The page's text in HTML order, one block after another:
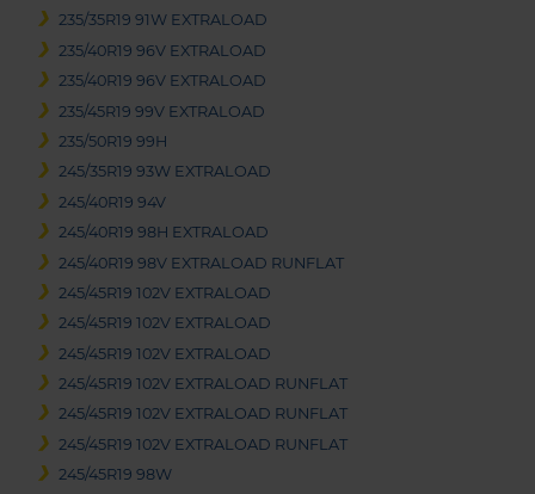
235/35R19 91W EXTRALOAD
235/40R19 96V EXTRALOAD
235/40R19 96V EXTRALOAD
235/45R19 99V EXTRALOAD
235/50R19 99H
245/35R19 93W EXTRALOAD
245/40R19 94V
245/40R19 98H EXTRALOAD
245/40R19 98V EXTRALOAD RUNFLAT
245/45R19 102V EXTRALOAD
245/45R19 102V EXTRALOAD
245/45R19 102V EXTRALOAD
245/45R19 102V EXTRALOAD RUNFLAT
245/45R19 102V EXTRALOAD RUNFLAT
245/45R19 102V EXTRALOAD RUNFLAT
245/45R19 98W